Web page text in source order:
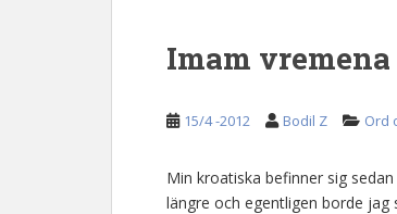
Imam vremena
15/4 -2012 Bodil Z Ord
Min kroatiska befinner sig
längre och egentligen borde